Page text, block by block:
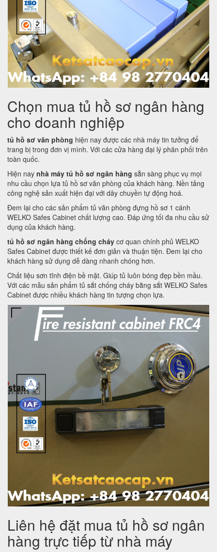
Chọn mua tủ hồ sơ ngân hàng
cho doanh nghiệp
tủ hồ sơ văn phòng hiện nay được các nhà máy tin tưởng để
trang bị trong đơn vị mình. Với các cửa hàng đại lý phân phối trên
toàn quốc.
Hiện nay nhà máy tủ hồ sơ ngân hàng sẵn sàng phục vụ mọi
nhu cầu chọn lựa tủ hồ sơ văn phòng của khách hàng. Nền tảng
công nghệ sản xuất hiện đại với dây chuyền tự động hoá.
Đem lại cho các sản phẩm tủ văn phòng đựng hồ sơ 1 cánh
WELKO Safes Cabinet chất lượng cao. Đáp ứng tối đa nhu cầu sử
dụng của khách hàng.
tủ hồ sơ ngân hàng chống cháy cơ quan chính phủ WELKO
Safes Cabinet được thiết kế đơn giản và thuận tiện. Đem lại cho
khách hàng sử dụng dễ dàng nhanh chóng hơn.
Chất liệu sơn tĩnh điện bề mặt. Giúp tủ luôn bóng đẹp bền mầu.
Với các mẫu sản phẩm tủ sắt chống cháy bằng sắt WELKO Safes
Cabinet được nhiều khách hàng tin tượng chọn lựa.
Liên hệ đặt mua tủ hồ sơ ngân
hàng trực tiếp từ nhà máy